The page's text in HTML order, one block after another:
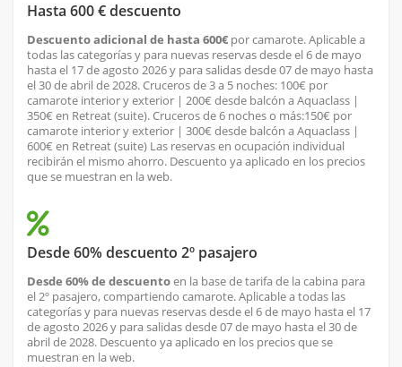
Hasta 600 € descuento
Descuento adicional de hasta 600€ por camarote. Aplicable a
todas las categorías y para nuevas reservas desde el 6 de mayo
hasta el 17 de agosto 2026 y para salidas desde 07 de mayo hasta
el 30 de abril de 2028. Cruceros de 3 a 5 noches: 100€ por
camarote interior y exterior | 200€ desde balcón a Aquaclass |
350€ en Retreat (suite). Cruceros de 6 noches o más:150€ por
camarote interior y exterior | 300€ desde balcón a Aquaclass |
600€ en Retreat (suite) Las reservas en ocupación individual
recibirán el mismo ahorro. Descuento ya aplicado en los precios
que se muestran en la web.
Desde 60% descuento 2º pasajero
Desde 60% de descuentoen la base de tarifa de la cabina para
el 2º pasajero, compartiendo camarote. Aplicable a todas las
categorías y para nuevas reservas desde el 6 de mayo hasta el 17
de agosto 2026 y para salidas desde 07 de mayo hasta el 30 de
abril de 2028. Descuento ya aplicado en los precios que se
muestran en la web.